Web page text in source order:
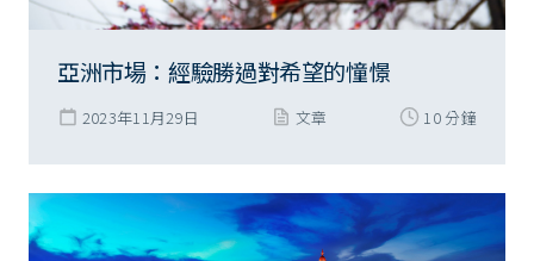
亞洲市場：經驗勝過對希望的憧憬
2023年11月29日 文章 10 分鐘